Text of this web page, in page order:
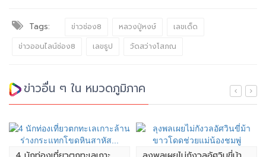
Tags: ข่าวช่อง8 หลวงปู่หงษ์
เลขเด็ด
ข่าวออนไลน์ช่อง8
เลขธูป วัดสว่างโสภณ
ข่าวอื่น ๆ ใน หมวดภูมิภาค